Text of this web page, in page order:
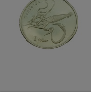
Zestaw menniczy